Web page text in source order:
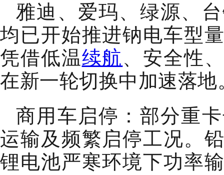
雅迪、爱玛、绿源、
均已开始推进钠电车型
凭借低温续航、安全性
在新一轮切换中加速落地
商用车启停：部分重
运输及频繁启停工况。
锂电池严寒环境下功率